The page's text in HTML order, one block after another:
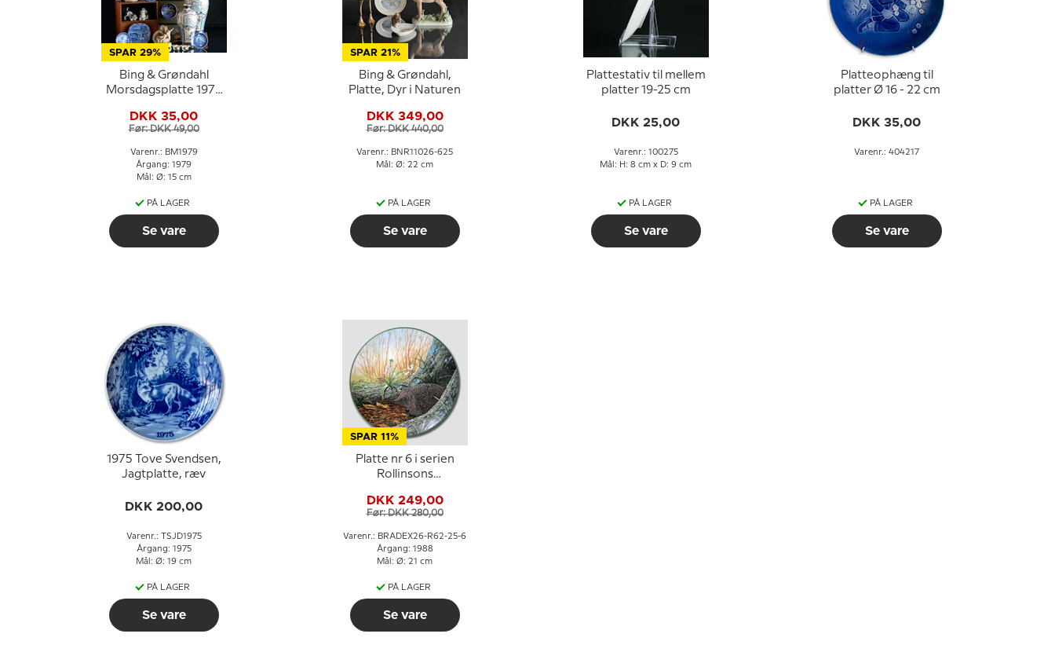
SPAR 29%
Bing & Grøndahl
Morsdagsplatte 1979
DKK 35,00
Før: DKK 49,00
Varenr.: BM1979
Årgang: 1979
Mål: Ø: 15 cm
PÅ LAGER
Se vare
SPAR 21%
Bing & Grøndahl,
Platte, Dyr i Naturen
DKK 349,00
Før: DKK 440,00
Varenr.: BNR11026-625
Mål: Ø: 22 cm
PÅ LAGER
Se vare
Plattestativ til mellem
platter 19-25 cm
DKK 25,00
Varenr.: 100275
Mål: H: 8 cm x D: 9 cm
PÅ LAGER
Se vare
Platteophæng til
platter Ø 16 - 22 cm
DKK 35,00
Varenr.: 404217
PÅ LAGER
Se vare
1975 Tove Svendsen,
Jagtplatte, ræv
DKK 200,00
Varenr.: TSJD1975
Årgang: 1975
Mål: Ø: 19 cm
PÅ LAGER
Se vare
SPAR 11%
Platte nr 6 i serien
Rollinsons
DKK 249,00
Før: DKK 280,00
Varenr.: BRADEX26-R62-25-6
Årgang: 1988
Mål: Ø: 21 cm
PÅ LAGER
Se vare